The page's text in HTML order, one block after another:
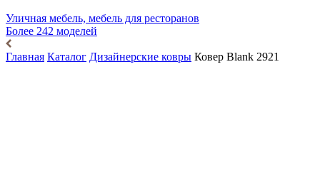
Уличная мебель, мебель для ресторанов
Более 242 моделей
Главная Каталог Дизайнерские ковры Ковер Blank 2921